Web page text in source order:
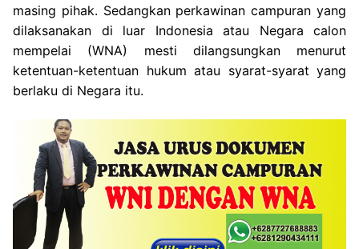
masing pihak. Sedangkan perkawinan campuran yang
dilaksanakan di luar Indonesia atau Negara calon
mempelai (WNA) mesti dilangsungkan menurut
ketentuan-ketentuan hukum atau syarat-syarat yang
berlaku di Negara itu.